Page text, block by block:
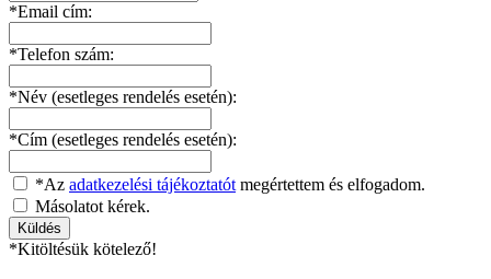
*Email cím:
*Telefon szám:
*Név (esetleges rendelés esetén):
*Cím (esetleges rendelés esetén):
*Az adatkezelési tájékoztatót megértettem és elfogadom.
Másolatot kérek.
*Kitöltésük kötelező!